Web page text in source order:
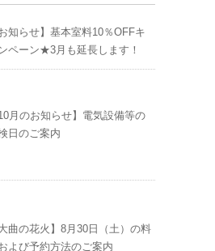
お知らせ】基本室料10％OFFキ
ペーン★3月も延長します！
10月のお知らせ】電気設備等の
日のご案内
大曲の花火】8月30日（土）の料
よび予約方法のご案内